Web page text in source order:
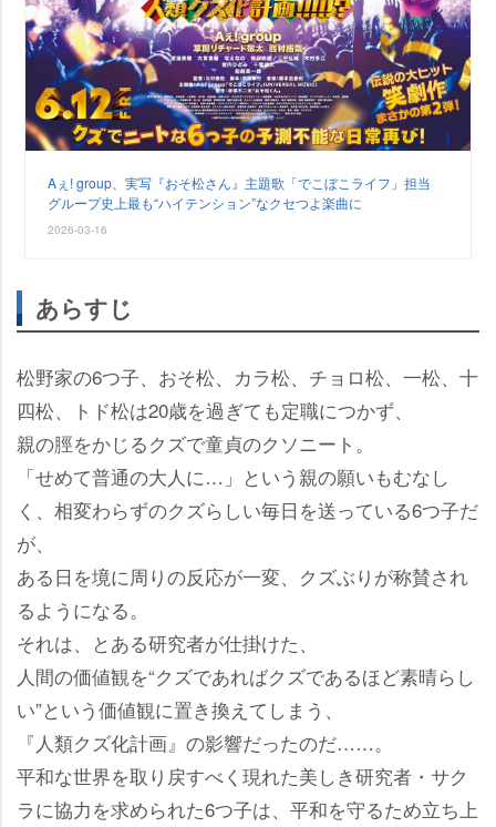
Aぇ! group、実写『おそ松さん』主題歌「でこぼこライフ」担当
グループ史上最も“ハイテンション”なクセつよ楽曲に
2026-03-16
あらすじ
松野家の6つ子、おそ松、カラ松、チョロ松、一松、十
四松、トド松は20歳を過ぎても定職につかず、
親の脛をかじるクズで童貞のクソニート。
「せめて普通の大人に…」という親の願いもむなし
く、相変わらずのクズらしい毎日を送っている6つ子だ
が、
ある日を境に周りの反応が一変、クズぶりが称賛され
るようになる。
それは、とある研究者が仕掛けた、
人間の価値観を“クズであればクズであるほど素晴らし
い”という価値観に置き換えてしまう、
『人類クズ化計画』の影響だったのだ……。
平和な世界を取り戻すべく現れた美しき研究者・サク
ラに協力を求められた6つ子は、平和を守るため立ち上